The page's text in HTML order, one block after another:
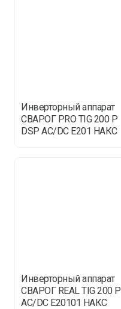
Инверторный аппарат
СВАРОГ PRO TIG 200 P
DSP AC/DC E201 НАКС
Инверторный аппарат
СВАРОГ REAL TIG 200 P
AC/DC E20101 НАКС